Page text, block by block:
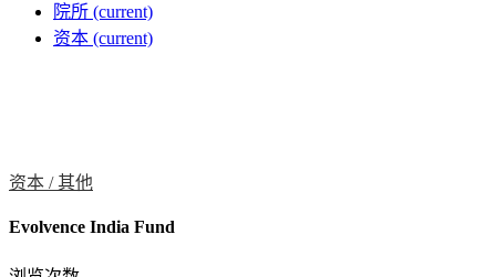
院所 (current)
资本 (current)
资本 /其他
Evolvence India Fund